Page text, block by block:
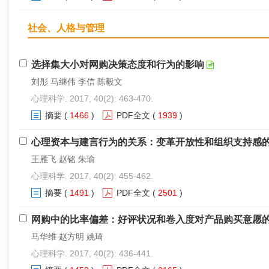
社会、人格与管理
选择集大小对网购决策态度和行为的影响
刘彤 马继伟 李信 陈毅文
心理科学. 2017, 40(2): 463-470.
摘要 ( 1466 ) PDF全文 ( 1939 )
心理资本与建言行为的关系：变革开放性和组织支持感
王雁飞 赵铭 朱瑜
心理科学. 2017, 40(2): 455-462.
摘要 ( 1491 ) PDF全文 ( 2501 )
网购中的比率偏差：好评状况和卷入度对产品购买意愿
马华维 赵方明 姚琦
心理科学. 2017, 40(2): 436-441.